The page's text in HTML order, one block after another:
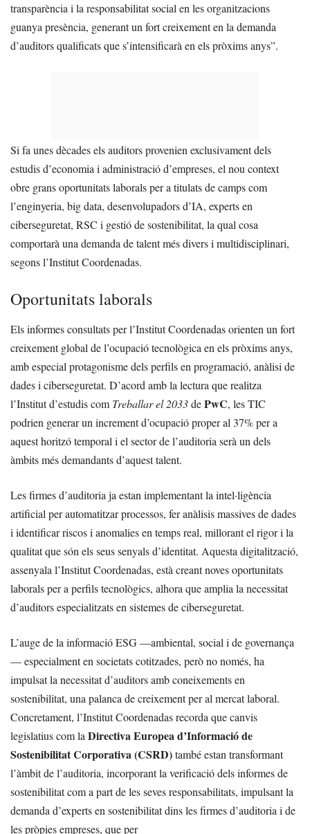
transparència i la responsabilitat social en les organitzacions
guanya presència, generant un fort creixement en la demanda
d’auditors qualificats que s’intensificarà en els pròxims anys”.
Si fa unes dècades els auditors provenien exclusivament dels
estudis d’economia i administració d’empreses, el nou context
obre grans oportunitats laborals per a titulats de camps com
l’enginyeria, big data, desenvolupadors d’IA, experts en
ciberseguretat, RSC i gestió de sostenibilitat, la qual cosa
comportarà una demanda de talent més divers i multidisciplinari,
segons l’Institut Coordenadas.
Oportunitats laborals
Els informes consultats per l’Institut Coordenadas orienten un fort
creixement global de l’ocupació tecnològica en els pròxims anys,
amb especial protagonisme dels perfils en programació, anàlisi de
dades i ciberseguretat. D’acord amb la lectura que realitza
l’Institut d’estudis com Treballar el 2033dePwC, les TIC
podrien generar un increment d’ocupació proper al 37% per a
aquest horitzó temporal i el sector de l’auditoria serà un dels
àmbits més demandants d’aquest talent.
Les firmes d’auditoria ja estan implementant la intel·ligència
artificial per automatitzar processos, fer anàlisis massives de dades
i identificar riscos i anomalies en temps real, millorant el rigor i la
qualitat que són els seus senyals d’identitat. Aquesta digitalització,
assenyala l’Institut Coordenadas, està creant noves oportunitats
laborals per a perfils tecnològics, alhora que amplia la necessitat
d’auditors especialitzats en sistemes de ciberseguretat.
L’auge de la informació ESG —ambiental, social i de governança
— especialment en societats cotitzades, però no només, ha
impulsat la necessitat d’auditors amb coneixements en
sostenibilitat, una palanca de creixement per al mercat laboral.
Concretament, l’Institut Coordenadas recorda que canvis
legislatius com la Directiva Europea d’Informació de
Sostenibilitat Corporativa (CSRD)també estan transformant
l’àmbit de l’auditoria, incorporant la verificació dels informes de
sostenibilitat com a part de les seves responsabilitats, impulsant la
demanda d’experts en sostenibilitat dins les firmes d’auditoria i de
les pròpies empreses, que per